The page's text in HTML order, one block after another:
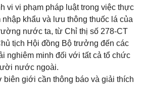
vi vi phạm pháp luật trong việc thực
khẩu và lưu thông thuốc lá của
nước ta, từ Chỉ thị số 278-CT
tịch Hội đồng Bộ trưởng đến các
nghiêm minh đối với tất cả tổ chức
nước ngoài.
biên giới cần thông báo và giải thích